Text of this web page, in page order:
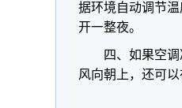
据环境自动调节
开一整夜。
四、如果空
风向朝上，还可